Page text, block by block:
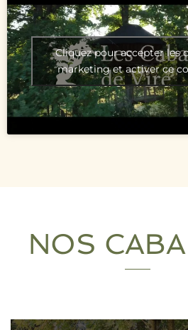
Cliquez pour accepter les
marketing et activer ce
NOS